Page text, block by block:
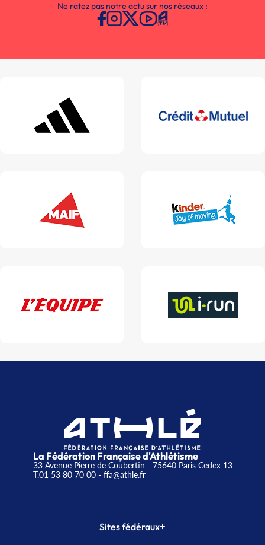
Ne ratez pas notre actu sur nos réseaux :
La Fédération Française d'Athlétisme
33 Avenue Pierre de Coubertin - 75640 Paris Cedex 13
T.01 53 80 70 00- ffa@athle.fr
Sites fédéraux+